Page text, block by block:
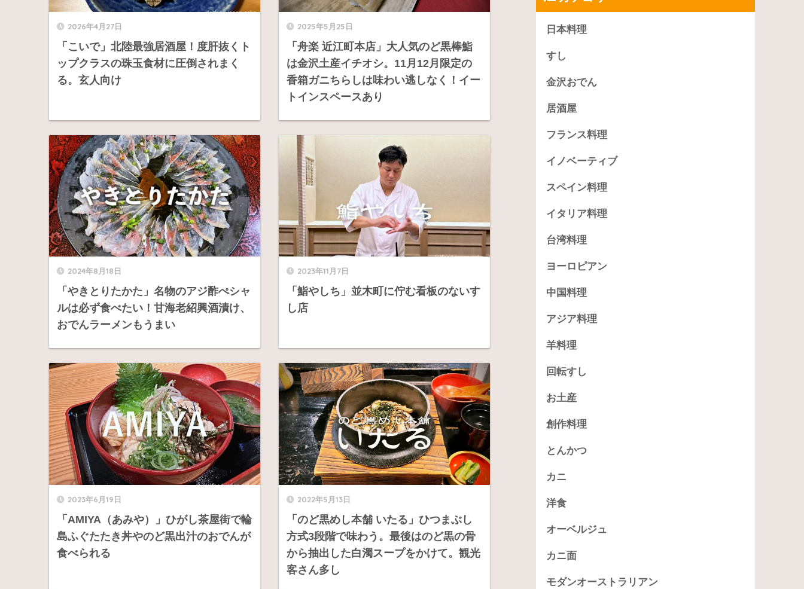
2026年4月27日
「こいで」北陸最強居酒屋！度肝抜くト
ップクラスの珠玉食材に圧倒されまく
る。玄人向け
2025年5月25日
「舟楽 近江町本店」大人気のど黒棒鮨
は金沢土産イチオシ。11月12月限定の
香箱ガニちらしは味わい逃しなく！イー
トインスペースあり
2024年8月18日
「やきとりたかた」名物のアジ酢ぺシャ
ルは必ず食べたい！甘海老紹興酒漬け、
おでんラーメンもうまい
2023年11月7日
「鮨やしち」並木町に佇む看板のないす
し店
2023年6月19日
「AMIYA（あみや）」ひがし茶屋街で輪
島ふぐたたき丼やのど黒出汁のおでんが
食べられる
2022年5月13日
「のど黒めし本舗 いたる」ひつまぶし
方式3段階で味わう。最後はのど黒の骨
から抽出した白濁スープをかけて。観光
客さん多し
日本料理
すし
金沢おでん
居酒屋
フランス料理
イノベーティブ
スペイン料理
イタリア料理
台湾料理
ヨーロピアン
中国料理
アジア料理
羊料理
回転すし
お土産
創作料理
とんかつ
カニ
洋食
オーベルジュ
カニ面
モダンオーストラリアン